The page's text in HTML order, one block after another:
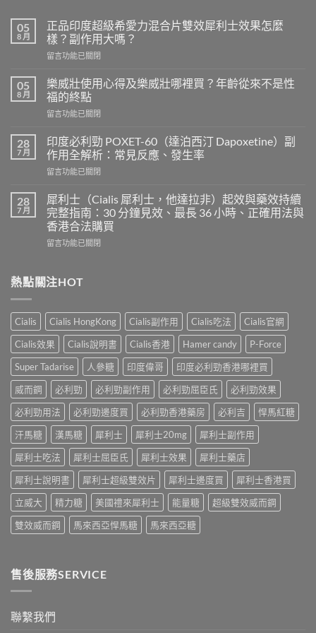
05
8 月
正品印度超級希愛力混合片雙效犀利士效果怎麼
樣？副作用大嗎？
在
品
印
度
超
希
愛
力
混
片
雙
效
犀
利
果
樣？
副
作
用
大
嗎？〉
留言功能已關閉
05
8 月
樂威壯使用心得及樂威壯哪裡買？年齡從來不是性
福的終點
在
威
壯
使
用
得
及
樂
威
壯
買？
從
來
不
是
性
福
終
點〉
中
留言功能已關閉
28
7 月
印度必利勁 POXET-60（達泊西汀 Dapoxetine）副
作用全解析：常見反應、發生率
在
度
必
利
勁
POXET-
西
汀
副
作
用
全
解
析：
見
反
應、
生
率〉
中
留言功能已關閉
28
7 月
犀利士（Cialis 犀利士，他達拉非）起效與藥效持續
完整指南：30 分鐘見效、最長 36 小時、正確用法與
香港合法購買
在
士
（Cialis
利
士，
他
達
拉
非）
效
與
藥
持
續
完
整
指
南：
30
分
效、
最
小
留言功能已關閉
熱點關注HOT
Cialis Cialis HongKong Cialis副作用 Cialis吃法
Cialis官網
Cialis效果
Cialis說明書 Cialis香港 Hamer candy
P-Force
Super Tadarise
人參糖 印度偉哥
印度必利勁香港哪裡買
威而鋼
必利勁 必利勁副作用 必利勁屈臣氏
必利勁效果
必利勁用法
必利勁邊度買 必利勁香港藥房 必利吉
悍馬紅糖
汗馬糖
漢馬糖 犀利士 犀利士20mg
犀利士副作用
犀利士吃法
犀利士屈臣氏 犀利士效果
犀利士藥店
犀利士說明書
犀利士超級雙效片 犀利士邊度買
犀利士香港買
立威大
精力糖 美國禮來犀利士 能量糖
超級雙效威而鋼
雙效威而鋼
馬來西亞悍馬糖 馬來西亞糖
售後服務SERVICE
聯繫我們